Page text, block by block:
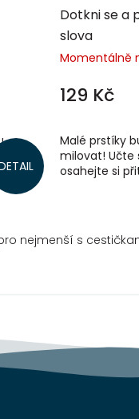
Dotkni se a
slova
Momentálně
129 Kč
Malé prstíky
milovat! Učte
osahejte si
nejmenší s